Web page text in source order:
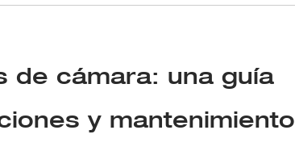
de cámara: una guía
y mantenimiento